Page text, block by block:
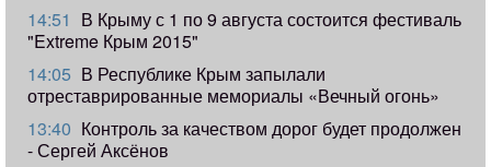
14:51 В Крыму с 1 по 9 августа состоится фестиваль
"Extreme Крым 2015"
14:05 В Республике Крым запылали
отреставрированные мемориалы «Вечный огонь»
13:40 Контроль за качеством дорог будет продолжен
- Сергей Аксёнов